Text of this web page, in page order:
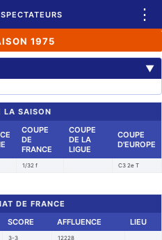
⋮
1975
▼
LA SAISON
COUPE
DE
FRANCE
COUPE
DE LA
LIGUE
COUPE
D'EUROPE
1/32 f C3 2e T
DE FRANCE
SCORE AFFLUENCE LIEU
3-3 12228